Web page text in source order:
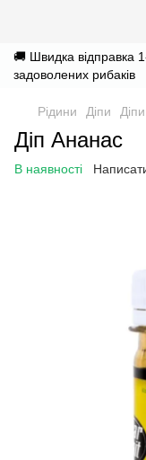
🚚 Швидка відправка
задоволених рибаків
Рідини Діпи
Діп Ананас
В наявності